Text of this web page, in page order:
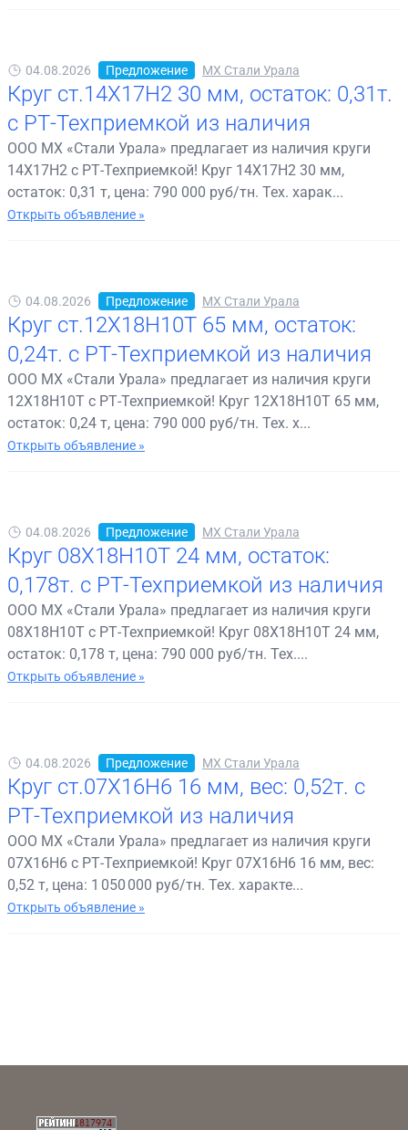
04.08.2026 Предложение МХ Стали Урала
Круг ст.14Х17Н2 30 мм, остаток: 0,31т.
с РТ-Техприемкой из наличия
ООО МХ «Стали Урала» предлагает из наличия круги
14Х17Н2 с РТ-Техприемкой! Круг 14Х17Н2 30 мм,
остаток: 0,31 т, цена: 790 000 руб/тн. Тех. харак...
Открыть объявление »
04.08.2026 Предложение МХ Стали Урала
Круг ст.12Х18Н10Т 65 мм, остаток:
0,24т. с РТ-Техприемкой из наличия
ООО МХ «Стали Урала» предлагает из наличия круги
12Х18Н10Т с РТ-Техприемкой! Круг 12Х18Н10Т 65 мм,
остаток: 0,24 т, цена: 790 000 руб/тн. Тех. х...
Открыть объявление »
04.08.2026 Предложение МХ Стали Урала
Круг 08Х18Н10Т 24 мм, остаток:
0,178т. с РТ-Техприемкой из наличия
ООО МХ «Стали Урала» предлагает из наличия круги
08Х18Н10Т с РТ-Техприемкой! Круг 08Х18Н10Т 24 мм,
остаток: 0,178 т, цена: 790 000 руб/тн. Тех....
Открыть объявление »
04.08.2026 Предложение МХ Стали Урала
Круг ст.07Х16Н6 16 мм, вес: 0,52т. с
РТ-Техприемкой из наличия
ООО МХ «Стали Урала» предлагает из наличия круги
07Х16Н6 с РТ-Техприемкой! Круг 07Х16Н6 16 мм, вес:
0,52 т, цена: 1 050 000 руб/тн. Тех. характе...
Открыть объявление »